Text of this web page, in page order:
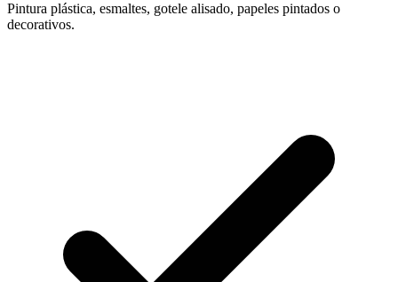
Pintura plástica, esmaltes, gotele alisado, papeles pintados o
decorativos.